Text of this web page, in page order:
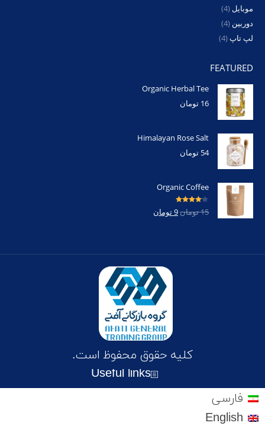
دوربین (4)
لپ تاپ(4)
16تومان
54تومان
از 515تومان9
کلیه حقوق محفوظ است.
Useful links
فارسی
English
Deutsch